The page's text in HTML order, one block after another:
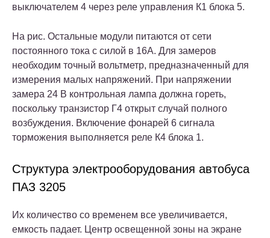
выключателем 4 через реле управления К1 блока 5.
На рис. Остальные модули питаются от сети
постоянного тока с силой в 16А. Для замеров
необходим точный вольтметр, предназначенный для
измерения малых напряжений. При напряжении
замера 24 В контрольная лампа должна гореть,
поскольку транзистор Г4 открыт случай полного
возбуждения. Включение фонарей 6 сигнала
торможения выполняется реле К4 блока 1.
Структура электрооборудования автобуса
ПАЗ 3205
Их количество со временем все увеличивается,
емкость падает. Центр освещенной зоны на экране